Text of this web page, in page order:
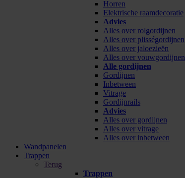
Horren
Elektrische raamdecoratie
Advies
Alles over rolgordijnen
Alles over plisségordijnen
Alles over jaloezieën
Alles over vouwgordijnen
Alle gordijnen
Gordijnen
Inbetween
Vitrage
Gordijnrails
Advies
Alles over gordijnen
Alles over vitrage
Alles over inbetween
Wandpanelen
Trappen
Terug
Trappen